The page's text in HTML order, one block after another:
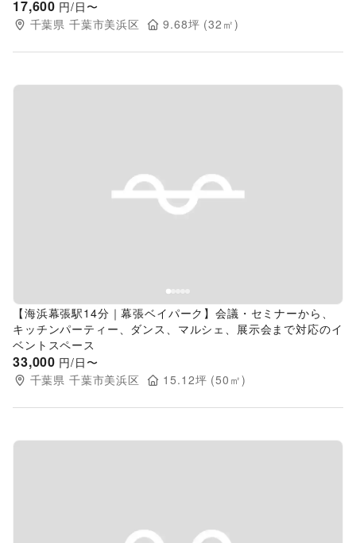
17,600 円/日〜
千葉県 千葉市美浜区 9.68坪 (32 ㎡)
Previous slide
【海浜幕張駅14分｜幕張ベイパーク】会議・セミナーから、
キッチンパーティー、ダンス、マルシェ、展示会まで対応のイ
ベントスペース
33,000 円/日〜
千葉県 千葉市美浜区 15.12坪 (50 ㎡)